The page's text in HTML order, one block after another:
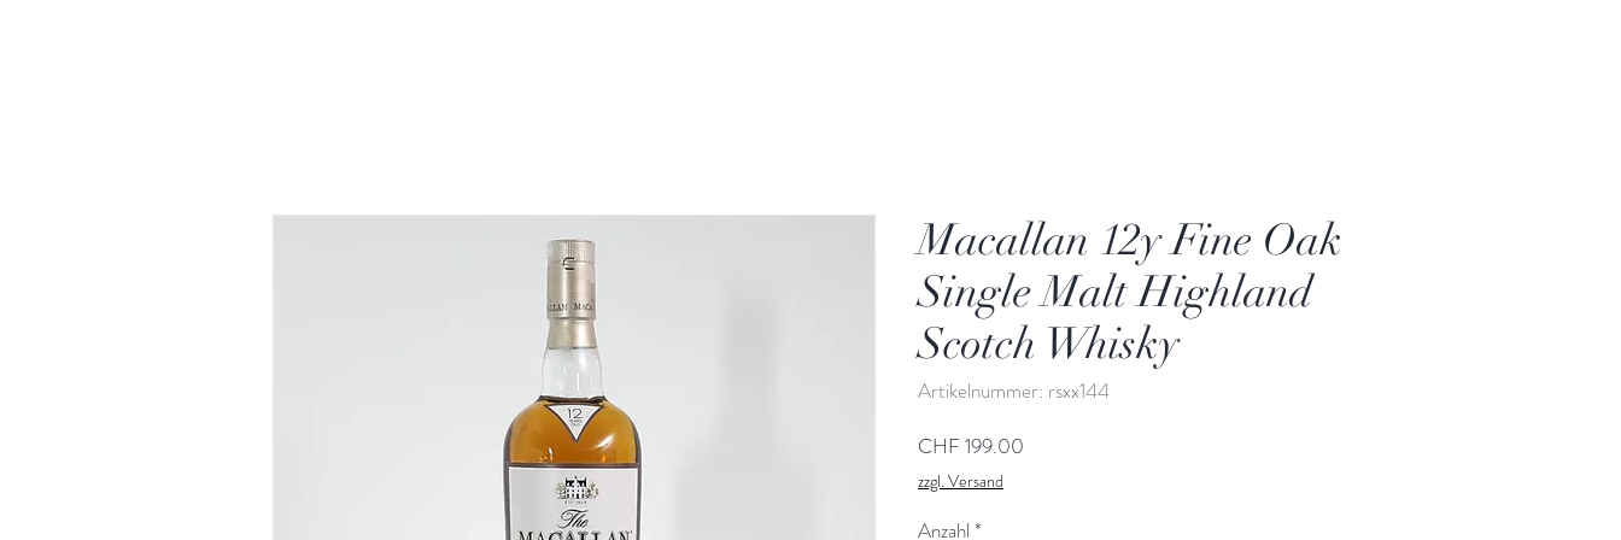
Macallan 12y Fine Oak
Single Malt Highland
Scotch Whisky
Artikelnummer: rsxx144
CHF 199.00
zzgl. Versand
Anzahl *